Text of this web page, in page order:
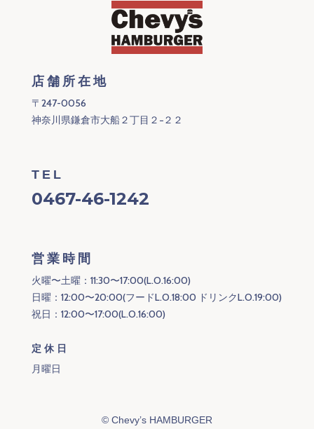
店舗所在地
〒247-0056
神奈川県鎌倉市大船２丁目２−２２
TEL
0467-46-1242
営業時間
火曜〜土曜：11:30〜17:00(L.O.16:00)
日曜：12:00〜20:00(フードL.O.18:00 ドリンクL.O.19:00)
祝日：12:00〜17:00(L.O.16:00)
定休日
月曜日
© Chevy’s HAMBURGER